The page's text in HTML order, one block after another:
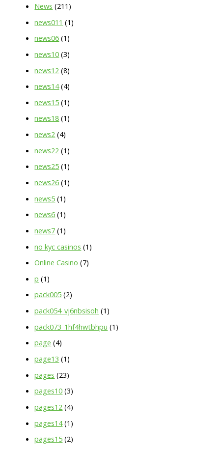
News (211)
news011 (1)
news06 (1)
news10 (3)
news12 (8)
news14(4)
news15 (1)
news18 (1)
news2 (4)
news22 (1)
news25 (1)
news26 (1)
news5 (1)
news6 (1)
news7 (1)
no kyc casinos (1)
Online Casino (7)
p (1)
pack005 (2)
pack054_vj6nbsisoh (1)
pack073_1hf4hwtbhpu (1)
page (4)
page13 (1)
pages (23)
pages10 (3)
pages12 (4)
pages14(1)
pages15 (2)